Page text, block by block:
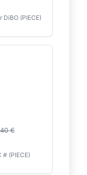
DiBO (PIECE)
€
(PIECE)